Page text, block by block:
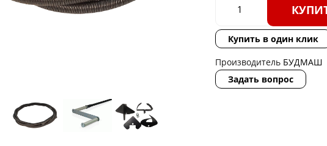
Купить в один клик
Производитель БУДМАШ
Задать вопрос